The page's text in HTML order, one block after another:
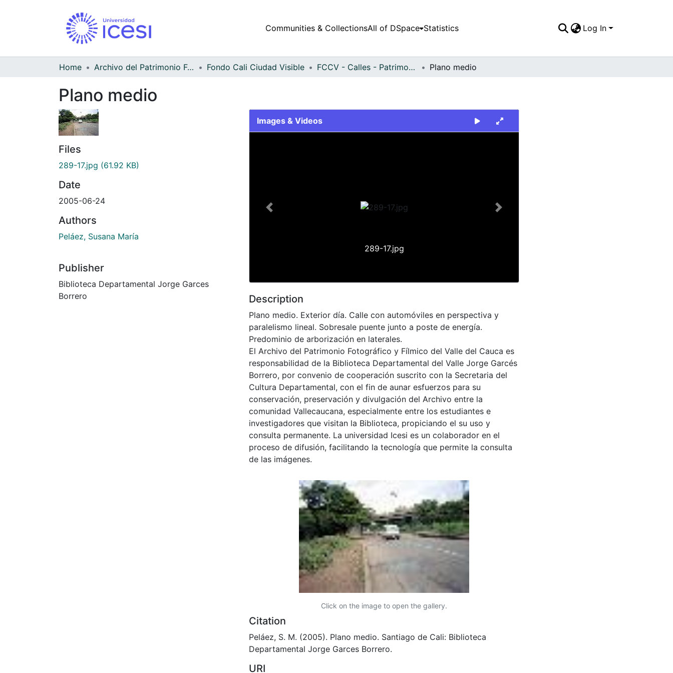
Communities & CollectionsAll of DSpace Statistics Log In
Home Archivo del Patrimonio Fotográfico y Fílmico del Valle del Cauca Fondo Cali Ciudad Visible FCCV - Calles - Patrimonial Plano medio
Plano medio
Files
289-17.jpg (61.92 KB)
Date
2005-06-24
Authors
Peláez, Susana María
Publisher
Biblioteca Departamental Jorge Garces
Borrero
Images & Videos
289-17.jpg
Previous Next
Description
Plano medio. Exterior día. Calle con automóviles en perspectiva y
paralelismo lineal. Sobresale puente junto a poste de energía.
Predominio de arborización en laterales.
El Archivo del Patrimonio Fotográfico y Fílmico del Valle del Cauca es
responsabilidad de la Biblioteca Departamental del Valle Jorge Garcés
Borrero, por convenio de cooperación suscrito con la Secretaria del
Cultura Departamental, con el fin de aunar esfuerzos para su
conservación, preservación y divulgación del Archivo entre la
comunidad Vallecaucana, especialmente entre los estudiantes e
investigadores que visitan la Biblioteca, propiciando el su uso y
consulta permanente. La universidad Icesi es un colaborador en el
proceso de difusión, facilitando la tecnología que permite la consulta
de las imágenes.
Click on the image to open the gallery.
Citation
Peláez, S. M. (2005). Plano medio. Santiago de Cali: Biblioteca
Departamental Jorge Garces Borrero.
URI